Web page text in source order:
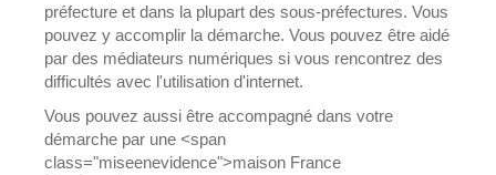
préfecture et dans la plupart des sous-préfectures. Vous
pouvez y accomplir la démarche. Vous pouvez être aidé
par des médiateurs numériques si vous rencontrez des
difficultés avec l'utilisation d'internet.
Vous pouvez aussi être accompagné dans votre
démarche par une <span
class="miseenevidence">maison France